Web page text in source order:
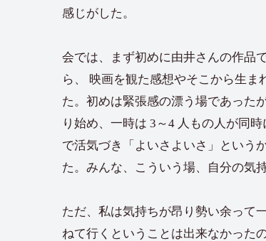
感じがした。
会では、まず初めに由井さんの作品
ら、 映画を観た感想やそこから生
た。初めは緊張感の漂う場であった
り始め、一時は 3～4 人もの人が同
で活気づき「よいさよいさ」という
た。みんな、こういう場、自分の気
ただ、私は気持ちが昂り勢い余って
ねて行くということは出来なかった